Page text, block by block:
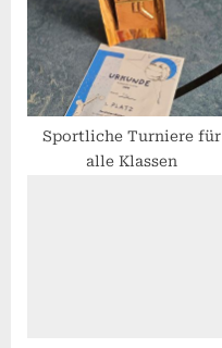
Sportliche Turniere für
alle Klassen